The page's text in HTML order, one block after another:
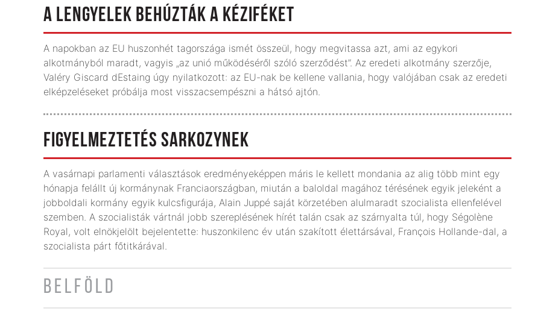
A LENGYELEK BEHÚZTÁK A KÉZIFÉKET
A napokban az EU huszonhét tagországa ismét összeül, hogy megvitassa azt, ami az egykori
alkotmányból maradt, vagyis „az unió működéséről szóló szerződést”. Az eredeti alkotmány szerzője,
Valéry Giscard dEstaing úgy nyilatkozott: az EU-nak be kellene vallania, hogy valójában csak az eredeti
elképzeléseket próbálja most visszacsempészni a hátsó ajtón.
FIGYELMEZTETÉS SARKOZYNEK
A vasárnapi parlamenti választások eredményeképpen máris le kellett mondania az alig több mint egy
hónapja felállt új kormánynak Franciaországban, miután a baloldal magához térésének egyik jeleként a
jobboldali kormány egyik kulcsfigurája, Alain Juppé saját körzetében alulmaradt szocialista ellenfelével
szemben. A szocialisták vártnál jobb szereplésének hírét talán csak az szárnyalta túl, hogy Ségolène
Royal, volt elnökjelölt bejelentette: huszonkilenc év után szakított élettársával, François Hollande-dal, a
szocialista párt főtitkárával.
BELFÖLD